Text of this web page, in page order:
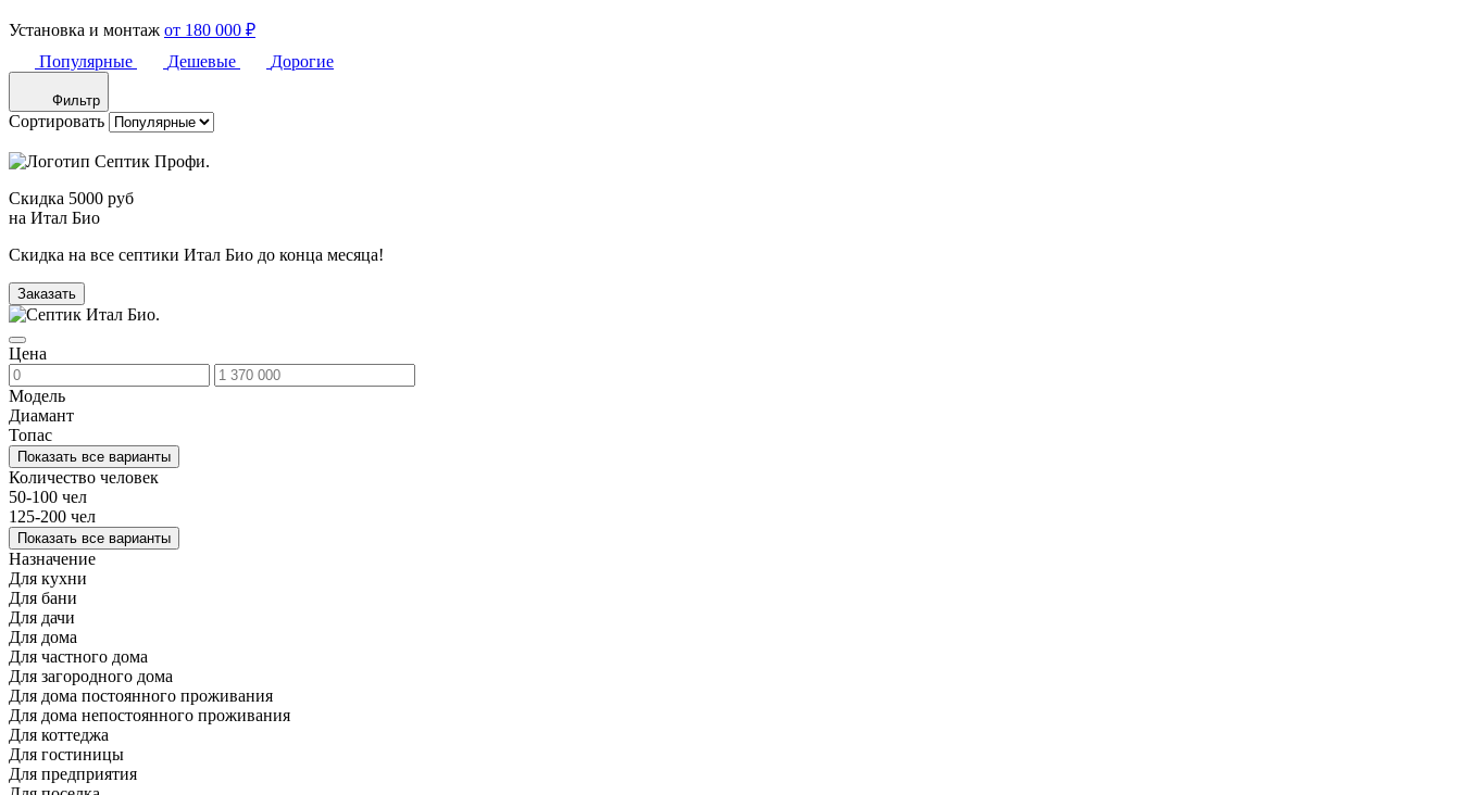
Установка и монтаж от 180 000 ₽
Популярные
Дешевые Дорогие
Фильтр
Сортировать
Скидка 5000 руб
на Итал Био
Скидка на все септики Итал Био до конца месяца!
Заказать
Цена
Модель
Диамант
Топас
Показать все варианты
Количество человек
50-100 чел
125-200 чел
Показать все варианты
Назначение
Для кухни
Для бани
Для дачи
Для дома
Для частного дома
Для загородного дома
Для дома постоянного проживания
Для дома непостоянного проживания
Для коттеджа
Для гостиницы
Для предприятия